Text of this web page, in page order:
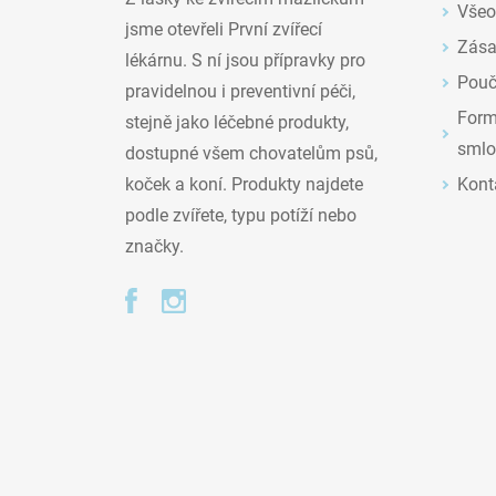
jsme otevřeli První zvířecí
lékárnu. S ní jsou přípravky pro
pravidelnou i preventivní péči,
stejně jako léčebné produkty,
dostupné všem chovatelům psů,
koček a koní. Produkty najdete
podle zvířete, typu potíží nebo
značky.